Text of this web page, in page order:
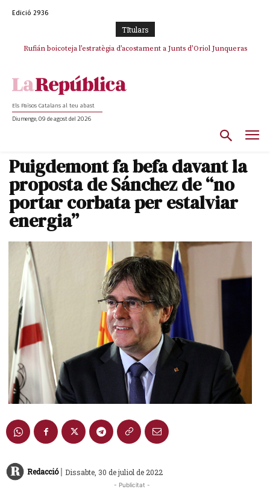
Edició 2936
TItulars
Rufián boicoteja l’estratègia d’acostament a Junts d’Oriol Junqueras
Els Països Catalans al teu abast
Diumenge, 09 de agost del 2026
Puigdemont fa befa davant la
proposta de Sánchez de “no
portar corbata per estalviar
energia”
Redacció | Dissabte, 30 de juliol de 2022
- Publicitat -